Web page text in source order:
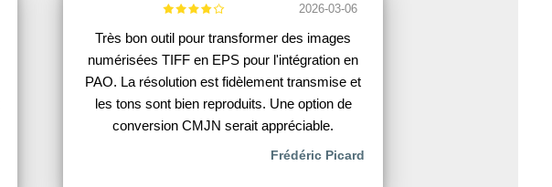
2026-03-06
Très bon outil pour transformer des images
numérisées TIFF en EPS pour l'intégration en
PAO. La résolution est fidèlement transmise et
les tons sont bien reproduits. Une option de
conversion CMJN serait appréciable.
Frédéric Picard